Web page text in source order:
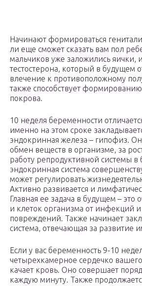
Начинают формироваться
ли еще сможет сказать вам пол
мальчиков уже заложились яички,
тестостерона, который в будущем
влечение к противоположному
также способствует
покрова.
10 неделя беременности
именно на этом сроке
эндокринная железа – гипофиз.
обмен веществ в организме, за
работу репродуктивной системы в
эндокринная система
может регулировать
Активно развивается и
Главная ее задача в будущем – это
и клеток организма от инфекций и
повреждений. Также начинает
система, отвечающая за развитие
Если у вас беременность 9-10
четырехкамерное сердечко
качает кровь. Оно совершает
каждую минуту. Также